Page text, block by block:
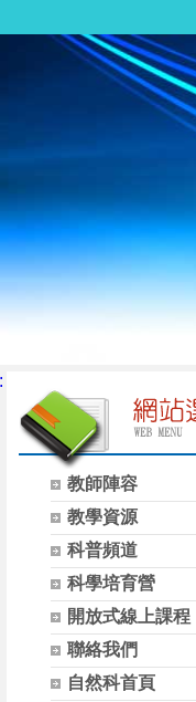
教師陣容
教學資源
科普頻道
科學培育營
開放式線上課程
聯絡我們
自然科首頁